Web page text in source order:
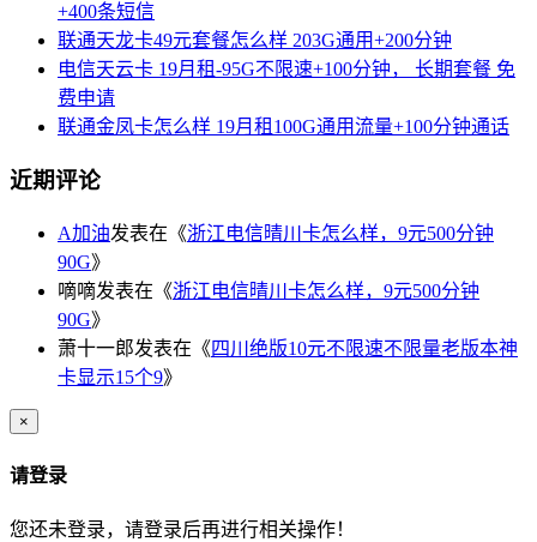
+400条短信
联通天龙卡49元套餐怎么样 203G通用+200分钟
电信天云卡 19月租-95G不限速+100分钟， 长期套餐 免
费申请
联通金凤卡怎么样 19月租100G通用流量+100分钟通话
近期评论
A加油发表在《浙江电信晴川卡怎么样，9元500分钟
90G》
嘀嘀发表在《浙江电信晴川卡怎么样，9元500分钟
90G》
萧十一郎发表在《四川绝版10元不限速不限量老版本神
卡显示15个9》
×
请登录
您还未登录，请登录后再进行相关操作！